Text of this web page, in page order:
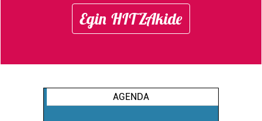
Egin HITZAkide
AGENDA